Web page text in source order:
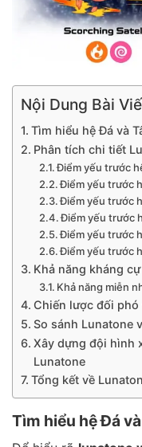
Nội Dung Bài
Tìm hiểu hệ Đá và
Phân tích chi tiết
Điểm yếu trước
Điểm yếu trước
Điểm yếu trước
Điểm yếu trước
Điểm yếu trước
Điểm yếu trước
Khả năng kháng
Khả năng miễn
Chiến lược đối
So sánh Lunatone
Xây dựng đội hình
Lunatone
Tổng kết về
Tìm hiểu hệ Đá